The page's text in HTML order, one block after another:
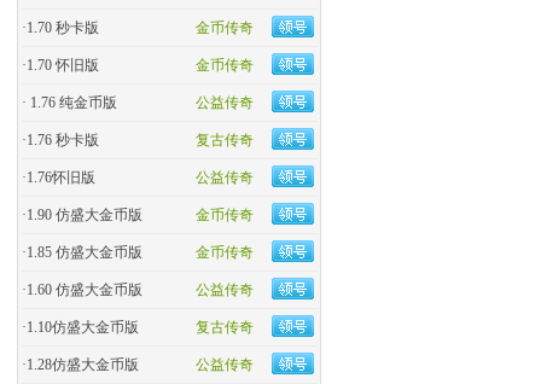
金币传奇
·1.70 秒卡版
金币传奇
·1.70 怀旧版
公益传奇
· 1.76 纯金币版
复古传奇
·1.76 秒卡版
公益传奇
·1.76怀旧版
金币传奇
·1.90 仿盛大金币版
金币传奇
·1.85 仿盛大金币版
公益传奇
·1.60 仿盛大金币版
复古传奇
·1.10仿盛大金币版
公益传奇
·1.28仿盛大金币版